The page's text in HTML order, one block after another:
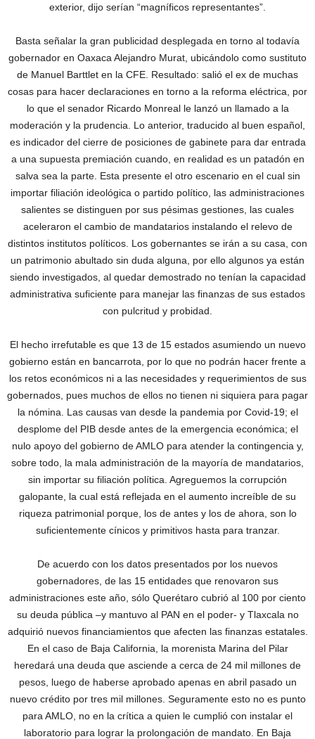
exterior, dijo serían “magníficos representantes”.
Basta señalar la gran publicidad desplegada en torno al todavía
gobernador en Oaxaca Alejandro Murat, ubicándolo como sustituto
de Manuel Barttlet en la CFE. Resultado: salió el ex de muchas
cosas para hacer declaraciones en torno a la reforma eléctrica, por
lo que el senador Ricardo Monreal le lanzó un llamado a la
moderación y la prudencia. Lo anterior, traducido al buen español,
es indicador del cierre de posiciones de gabinete para dar entrada
a una supuesta premiación cuando, en realidad es un patadón en
salva sea la parte. Esta presente el otro escenario en el cual sin
importar filiación ideológica o partido político, las administraciones
salientes se distinguen por sus pésimas gestiones, las cuales
aceleraron el cambio de mandatarios instalando el relevo de
distintos institutos políticos. Los gobernantes se irán a su casa, con
un patrimonio abultado sin duda alguna, por ello algunos ya están
siendo investigados, al quedar demostrado no tenían la capacidad
administrativa suficiente para manejar las finanzas de sus estados
con pulcritud y probidad.
El hecho irrefutable es que 13 de 15 estados asumiendo un nuevo
gobierno están en bancarrota, por lo que no podrán hacer frente a
los retos económicos ni a las necesidades y requerimientos de sus
gobernados, pues muchos de ellos no tienen ni siquiera para pagar
la nómina. Las causas van desde la pandemia por Covid-19; el
desplome del PIB desde antes de la emergencia económica; el
nulo apoyo del gobierno de AMLO para atender la contingencia y,
sobre todo, la mala administración de la mayoría de mandatarios,
sin importar su filiación política. Agreguemos la corrupción
galopante, la cual está reflejada en el aumento increíble de su
riqueza patrimonial porque, los de antes y los de ahora, son lo
suficientemente cínicos y primitivos hasta para tranzar.
De acuerdo con los datos presentados por los nuevos
gobernadores, de las 15 entidades que renovaron sus
administraciones este año, sólo Querétaro cubrió al 100 por ciento
su deuda pública –y mantuvo al PAN en el poder- y Tlaxcala no
adquirió nuevos financiamientos que afecten las finanzas estatales.
En el caso de Baja California, la morenista Marina del Pilar
heredará una deuda que asciende a cerca de 24 mil millones de
pesos, luego de haberse aprobado apenas en abril pasado un
nuevo crédito por tres mil millones. Seguramente esto no es punto
para AMLO, no en la crítica a quien le cumplió con instalar el
laboratorio para lograr la prolongación de mandato. En Baja